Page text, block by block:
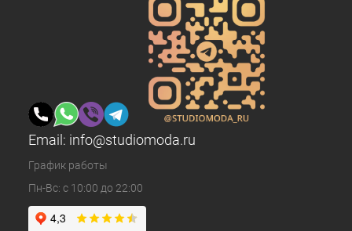
Email: info@studiomoda.ru
График работы
Пн-Вс: с 10:00 до 22:00